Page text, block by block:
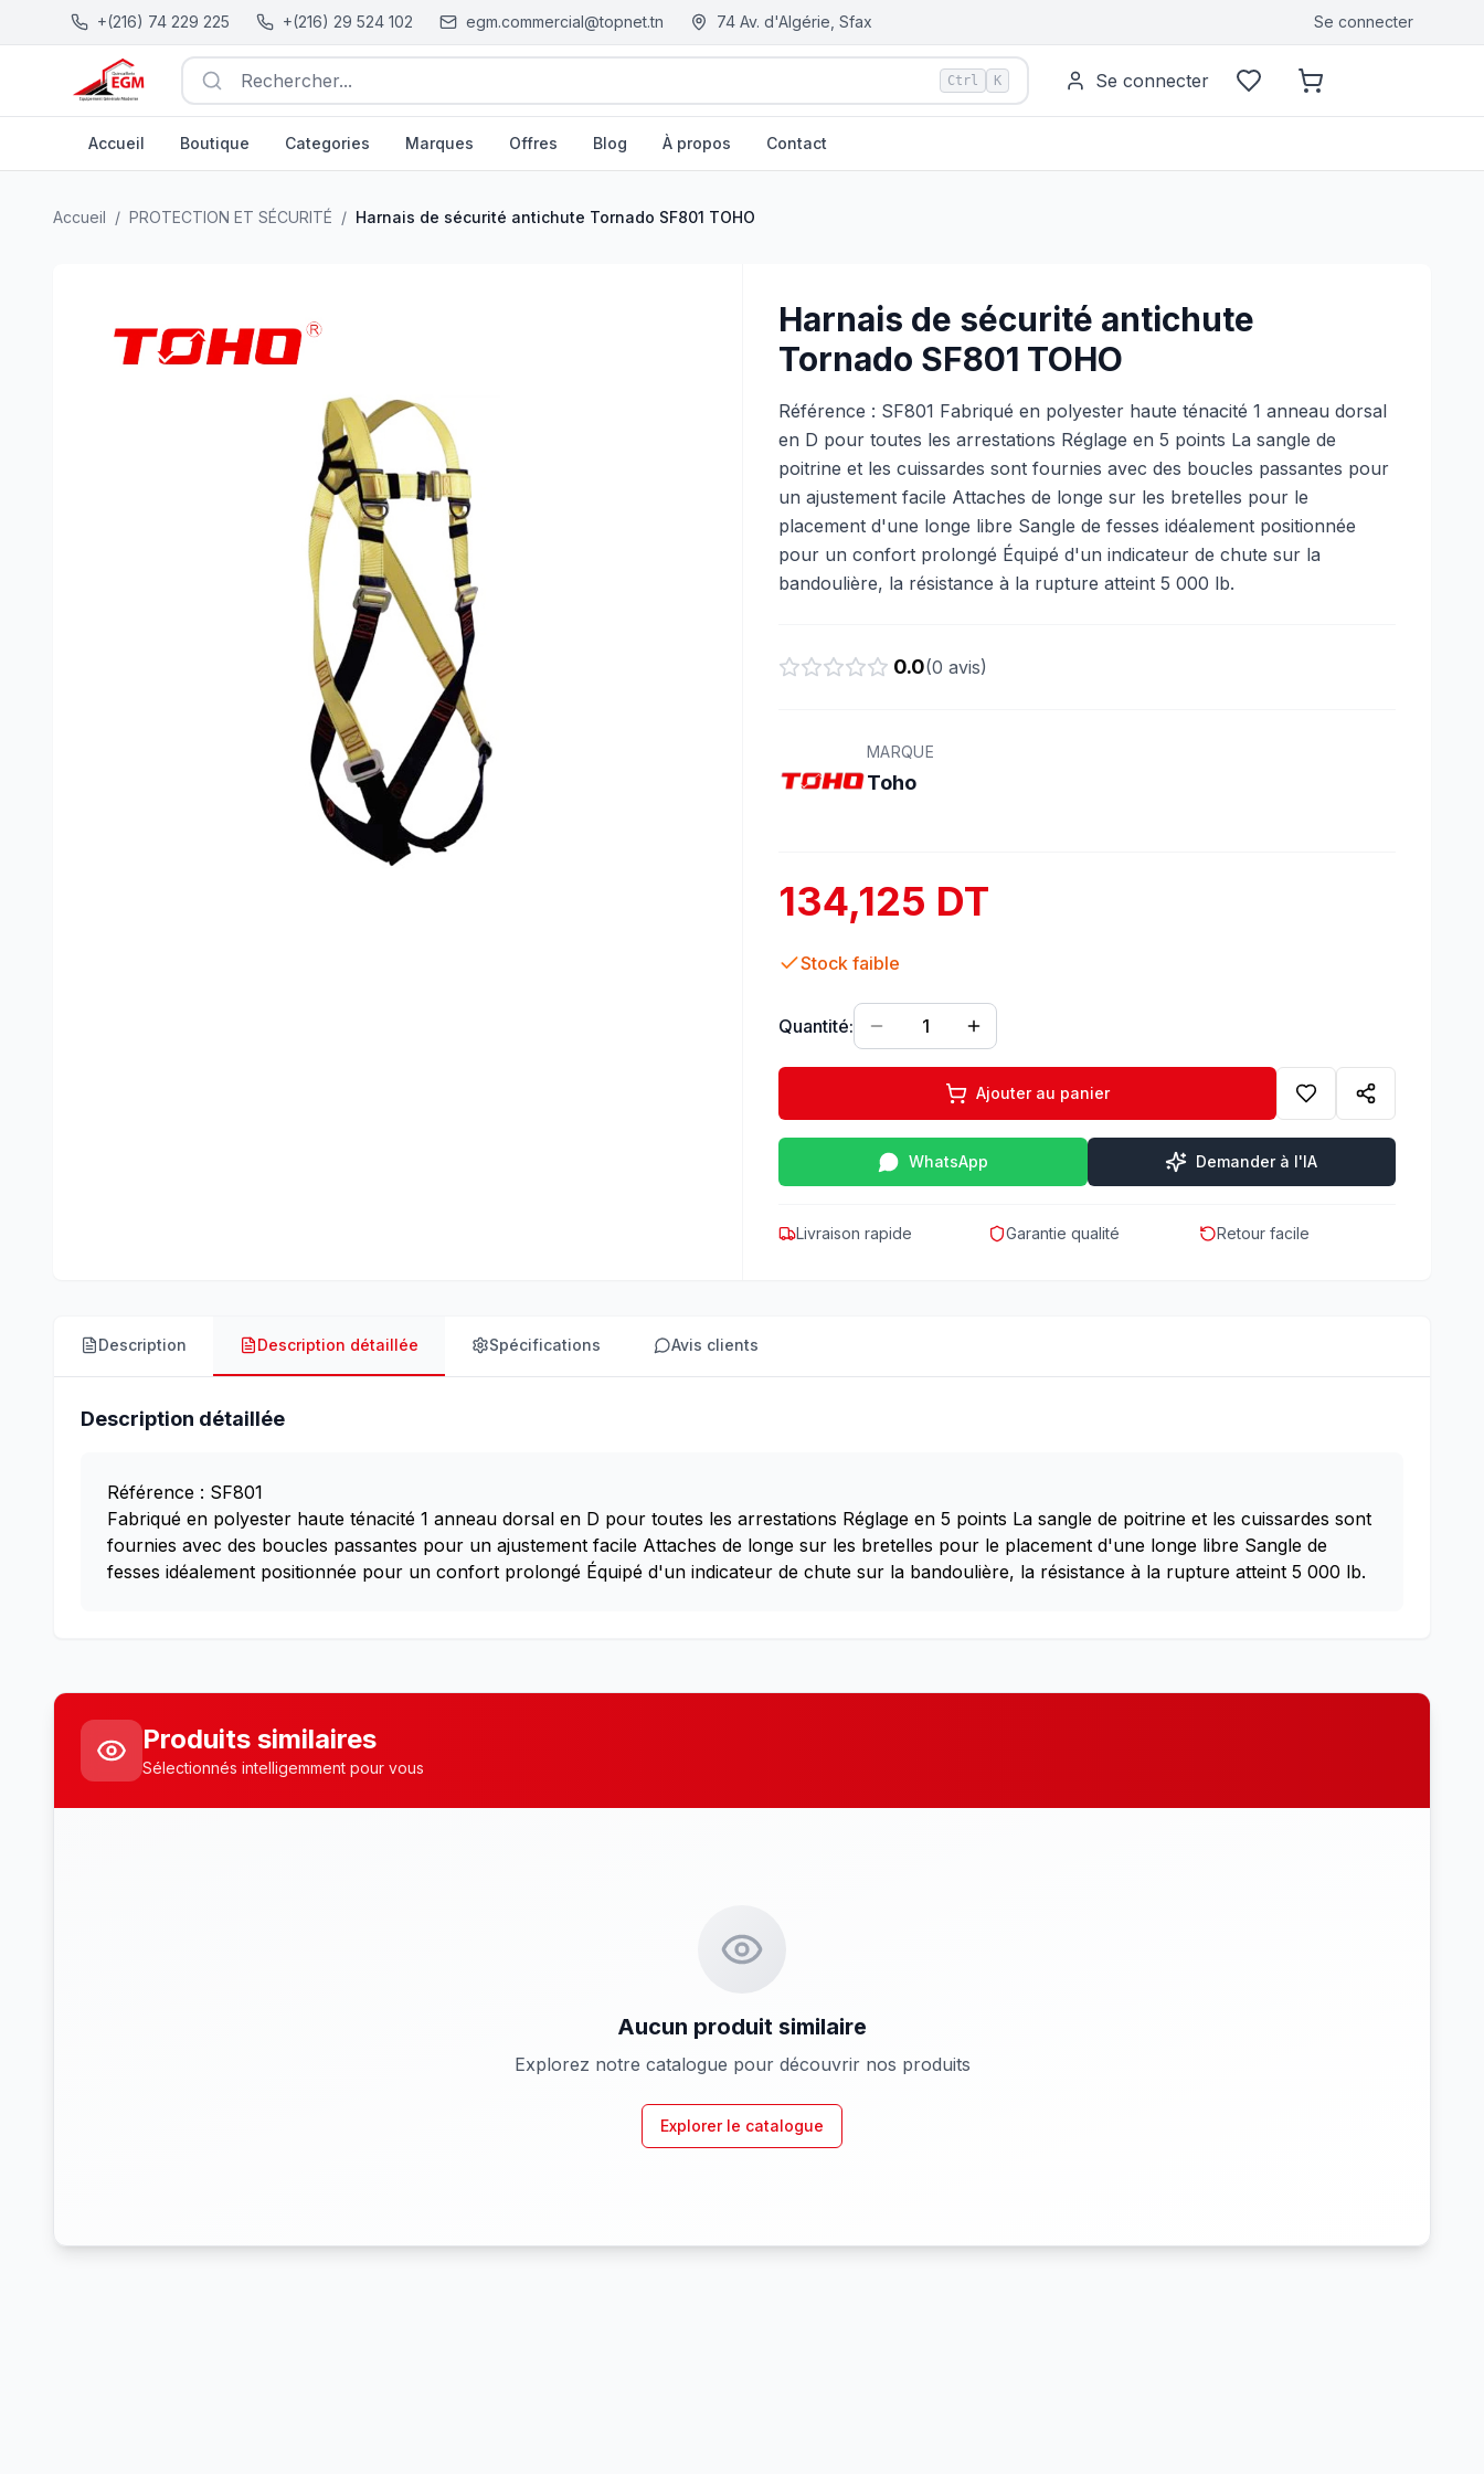
+(216) 74 229 225 +(216) 29 524 102 egm.commercial@topnet.tn 74 Av. d'Algérie, Sfax Se connecter
Rechercher... Ctrl K Se connecter
Accueil Boutique Categories Marques Offres Blog À propos Contact
Accueil / PROTECTION ET SÉCURITÉ / Harnais de sécurité antichute Tornado SF801 TOHO
Harnais de sécurité antichute
Tornado SF801 TOHO
Référence : SF801 Fabriqué en polyester haute ténacité 1 anneau dorsal
en D pour toutes les arrestations Réglage en 5 points La sangle de
poitrine et les cuissardes sont fournies avec des boucles passantes pour
un ajustement facile Attaches de longe sur les bretelles pour le
placement d'une longe libre Sangle de fesses idéalement positionnée
pour un confort prolongé Équipé d'un indicateur de chute sur la
bandoulière, la résistance à la rupture atteint 5 000 lb.
0.0(0 avis)
MARQUE
Toho
134,125 DT
Stock faible
Quantité: 1
Ajouter au panier
WhatsApp Demander à l'IA
Livraison rapide Garantie qualité Retour facile
Description Description détaillée Spécifications Avis clients
Description détaillée
Référence : SF801
Fabriqué en polyester haute ténacité 1 anneau dorsal en D pour toutes les arrestations Réglage en 5 points La sangle de poitrine et les cuissardes sont
fournies avec des boucles passantes pour un ajustement facile Attaches de longe sur les bretelles pour le placement d'une longe libre Sangle de
fesses idéalement positionnée pour un confort prolongé Équipé d'un indicateur de chute sur la bandoulière, la résistance à la rupture atteint 5 000 lb.
Produits similaires
Sélectionnés intelligemment pour vous
Aucun produit similaire
Explorez notre catalogue pour découvrir nos produits
Explorer le catalogue